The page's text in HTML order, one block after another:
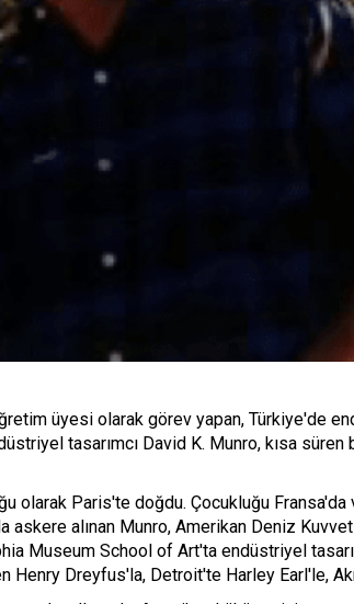
üyesi olarak görev yapan, Türkiye'de
tasarımcı David K. Munro, kısa süren
olarak Paris'te doğdu. Çocukluğu
askere alınan Munro, Amerikan Deniz
Museum School of Art'ta endüstriyel
Henry Dreyfus'la, Detroit'te Harley Earl'le,